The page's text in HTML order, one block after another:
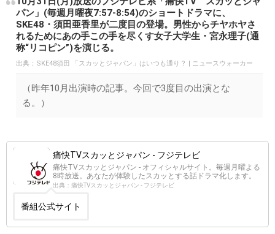
パン」(毎週月曜夜7:57-8:54)のショートドラマに、
SKE48・須田亜香里が二度目の登場。男性からチヤホヤさ
れるためにあの手この手を尽くす女子大学生・宮永理子(通
称“リコピン”)を演じる。
出典： SKE48須田 「スカッとジャパン」はいつも通り？ | ニュースウォーカー
（昨年10月出演時の記事。今回で3度目の出演とな
る。）
痛快TVスカッとジャパン - フジテレビ
痛快TVスカッとジャパン - オフィシャルサイト。毎週月曜よる
8時放送。あなたが体験したスカッとする話ドラマ化します。
出典：痛快TVスカッとジャパン - フジテレビ
番組公式サイト